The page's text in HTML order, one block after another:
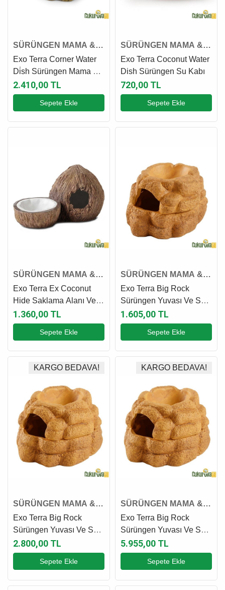
SÜRÜNGEN MAMA &
SU KABI
Exo Terra Corner Water
Di̇sh Sürüngen Mama Ve
Su Kabı L - 16 x 18 x 5.5
Cm
2.410,00 TL
Sepete Ekle
SÜRÜNGEN MAMA &
SU KABI
Exo Terra Coconut Water
Dish Sürüngen Su Kabı
720,00 TL
Sepete Ekle
SÜRÜNGEN MAMA &
SU KABI
Exo Terra Ex Coconut
Hide Saklama Alanı Ve
Su Kabı - 21 x 12 x 11.5
Cm
1.360,00 TL
Sepete Ekle
SÜRÜNGEN MAMA &
SU KABI
Exo Terra Big Rock
Sürüngen Yuvası Ve Su
Kabı S - 8 x 11 x 13 Cm
1.605,00 TL
Sepete Ekle
KARGO BEDAVA!
SÜRÜNGEN MAMA &
SU KABI
Exo Terra Big Rock
Sürüngen Yuvası Ve Su
Kabı M - 11 x 15 x 18 Cm
2.800,00 TL
Sepete Ekle
KARGO BEDAVA!
SÜRÜNGEN MAMA &
SU KABI
Exo Terra Big Rock
Sürüngen Yuvası Ve Su
Kabı L - 16 x 25 x 28 Cm
5.955,00 TL
Sepete Ekle